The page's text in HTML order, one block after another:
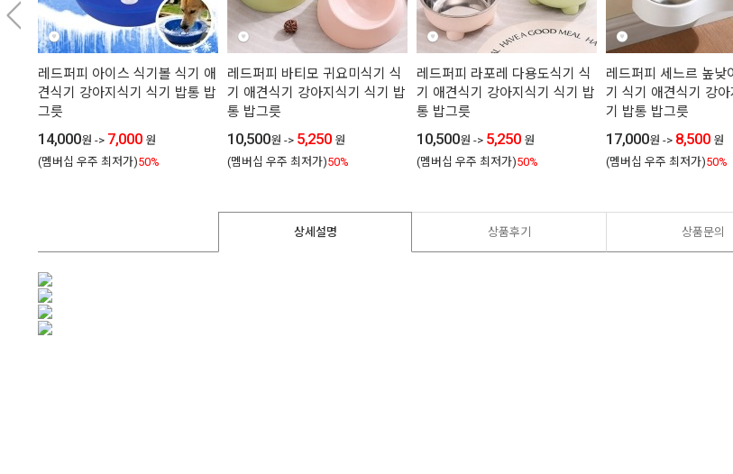
레드퍼피 아이스 식기볼 식기 애
견식기 강아지식기 식기 밥통 밥
그릇
14,000원 -> 7,000 원
(멤버십 우주 최저가)50%
레드퍼피 바티모 귀요미식기 식
기 애견식기 강아지식기 식기 밥
통 밥그릇
10,500원 -> 5,250 원
(멤버십 우주 최저가)50%
레드퍼피 라포레 다용도식기 식
기 애견식기 강아지식기 식기 밥
통 밥그릇
10,500원 -> 5,250 원
(멤버십 우주 최저가)50%
레드퍼피 세느르 높낮
기 식기 애견식기 강아
기 밥통 밥그릇
17,000원 -> 8,500 원
(멤버십 우주 최저가)50%
상세설명 상품후기 상품문의